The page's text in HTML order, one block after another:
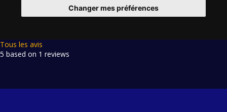
Changer mes préférences
Tous les avis
5 based on 1 reviews